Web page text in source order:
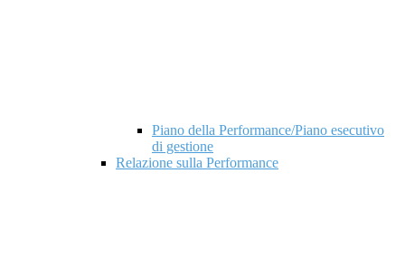
Piano della Performance/Piano esecutivo
di gestione
Relazione sulla Performance